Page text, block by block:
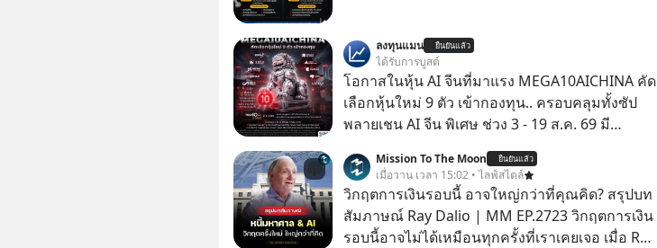
ลงทุนแมน ยืนยันแล้ว
ได้รับการบูสต์
โอกาสในหุ้น AI จีนที่มาแรง MEGA10AICHINA คัด
เลือกหุ้นใหม่ 9 ตัว เข้ากองทุน.. ครอบคลุมทั้งซัป
พลายเชน AI จีน พิเศษ ช่วง 3 - 19 ส.ค. 69 มี
บาทขึ้นไป ฟรีค่าธรรมเนียมซื้อ
Mission To The Moon ยืนยันแล้ว
เมื่อวาน เวลา 15:02 • ไลฟ์สไตล์
วิกฤตการเงินรอบนี้ อาจใหญ่กว่าที่คุณคิด? สรุปบท
สัมภาษณ์ Ray Dalio | MM EP.2723 วิกฤตการเงิน
รอบนี้อาจไม่ได้เหมือนทุกครั้งที่เราเคยเจอ เมื่อ Ray